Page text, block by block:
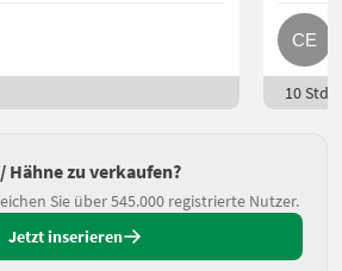
10 Std.
Hähne zu verkaufen?
Sie über 545.000 registrierte Nutzer.
Jetzt inserieren